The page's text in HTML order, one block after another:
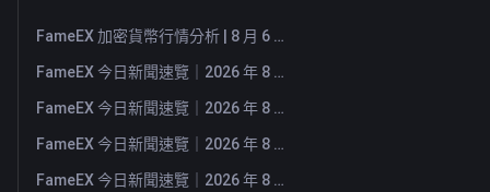
FameEX 加密貨幣行情分析 | 8 月 6 日, 2026
FameEX 今日新聞速覽｜2026 年 8 月 6 日
FameEX 今日新聞速覽｜2026 年 8 月 5 日
FameEX 今日新聞速覽｜2026 年 8 月 4 日
FameEX 今日新聞速覽｜2026 年 8 月 3 日